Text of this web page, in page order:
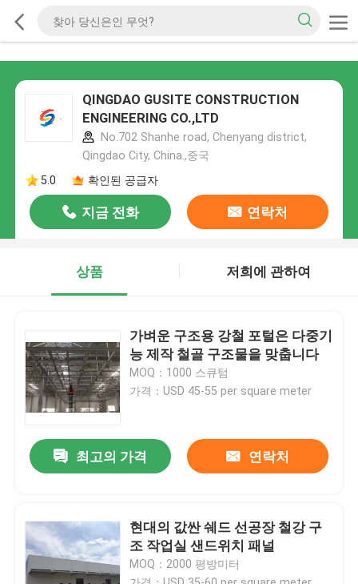
QINGDAO GUSITE CONSTRUCTION
ENGINEERING CO.,LTD
No.702 Shanhe road, Chenyang district,
Qingdao City, China.,중국
5.0
확인된 공급자
지금 전화 연락처
상품 저희에 관하여
가벼운 구조용 강철 포털은 다중기
능 제작 철골 구조물을 맞춥니다
MOQ：1000 스큐텀
가격：USD 45-55 per square meter
최고의 가격 연락처
현대의 값싼 쉐드 선공장 철강 구
조 작업실 샌드위치 패널
MOQ：2000 평방미터